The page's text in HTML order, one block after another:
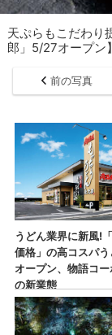
天ぷらもこだわり
郎」5/27オープン】
前の写真